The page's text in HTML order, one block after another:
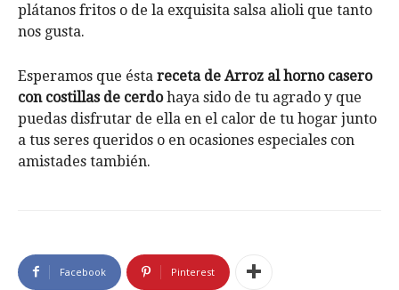
plátanos fritos o de la exquisita salsa alioli que tanto
nos gusta.
Esperamos que ésta receta de Arroz al horno casero
con costillas de cerdohaya sido de tu agrado y que
puedas disfrutar de ella en el calor de tu hogar junto
a tus seres queridos o en ocasiones especiales con
amistades también.
Facebook Pinterest